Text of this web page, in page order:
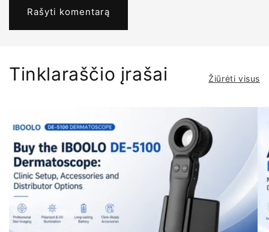
Tinklaraščio įrašai Žiūrėti visus